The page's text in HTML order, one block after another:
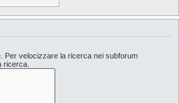
Per velocizzare la ricerca nei subforum
ricerca.